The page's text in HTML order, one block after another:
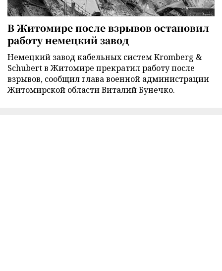
В Житомире после взрывов остановил
работу немецкий завод
Немецкий завод кабельных систем Kromberg &
Schubert в Житомире прекратил работу после
взрывов, сообщил глава военной администрации
Житомирской области Виталий Бунечко.